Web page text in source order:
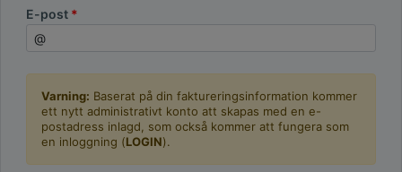
E-post
Varning: Baserat på din faktureringsinformation kommer
ett nytt administrativt konto att skapas med en e-
postadress inlagd, som också kommer att fungera som
en inloggning (LOGIN).